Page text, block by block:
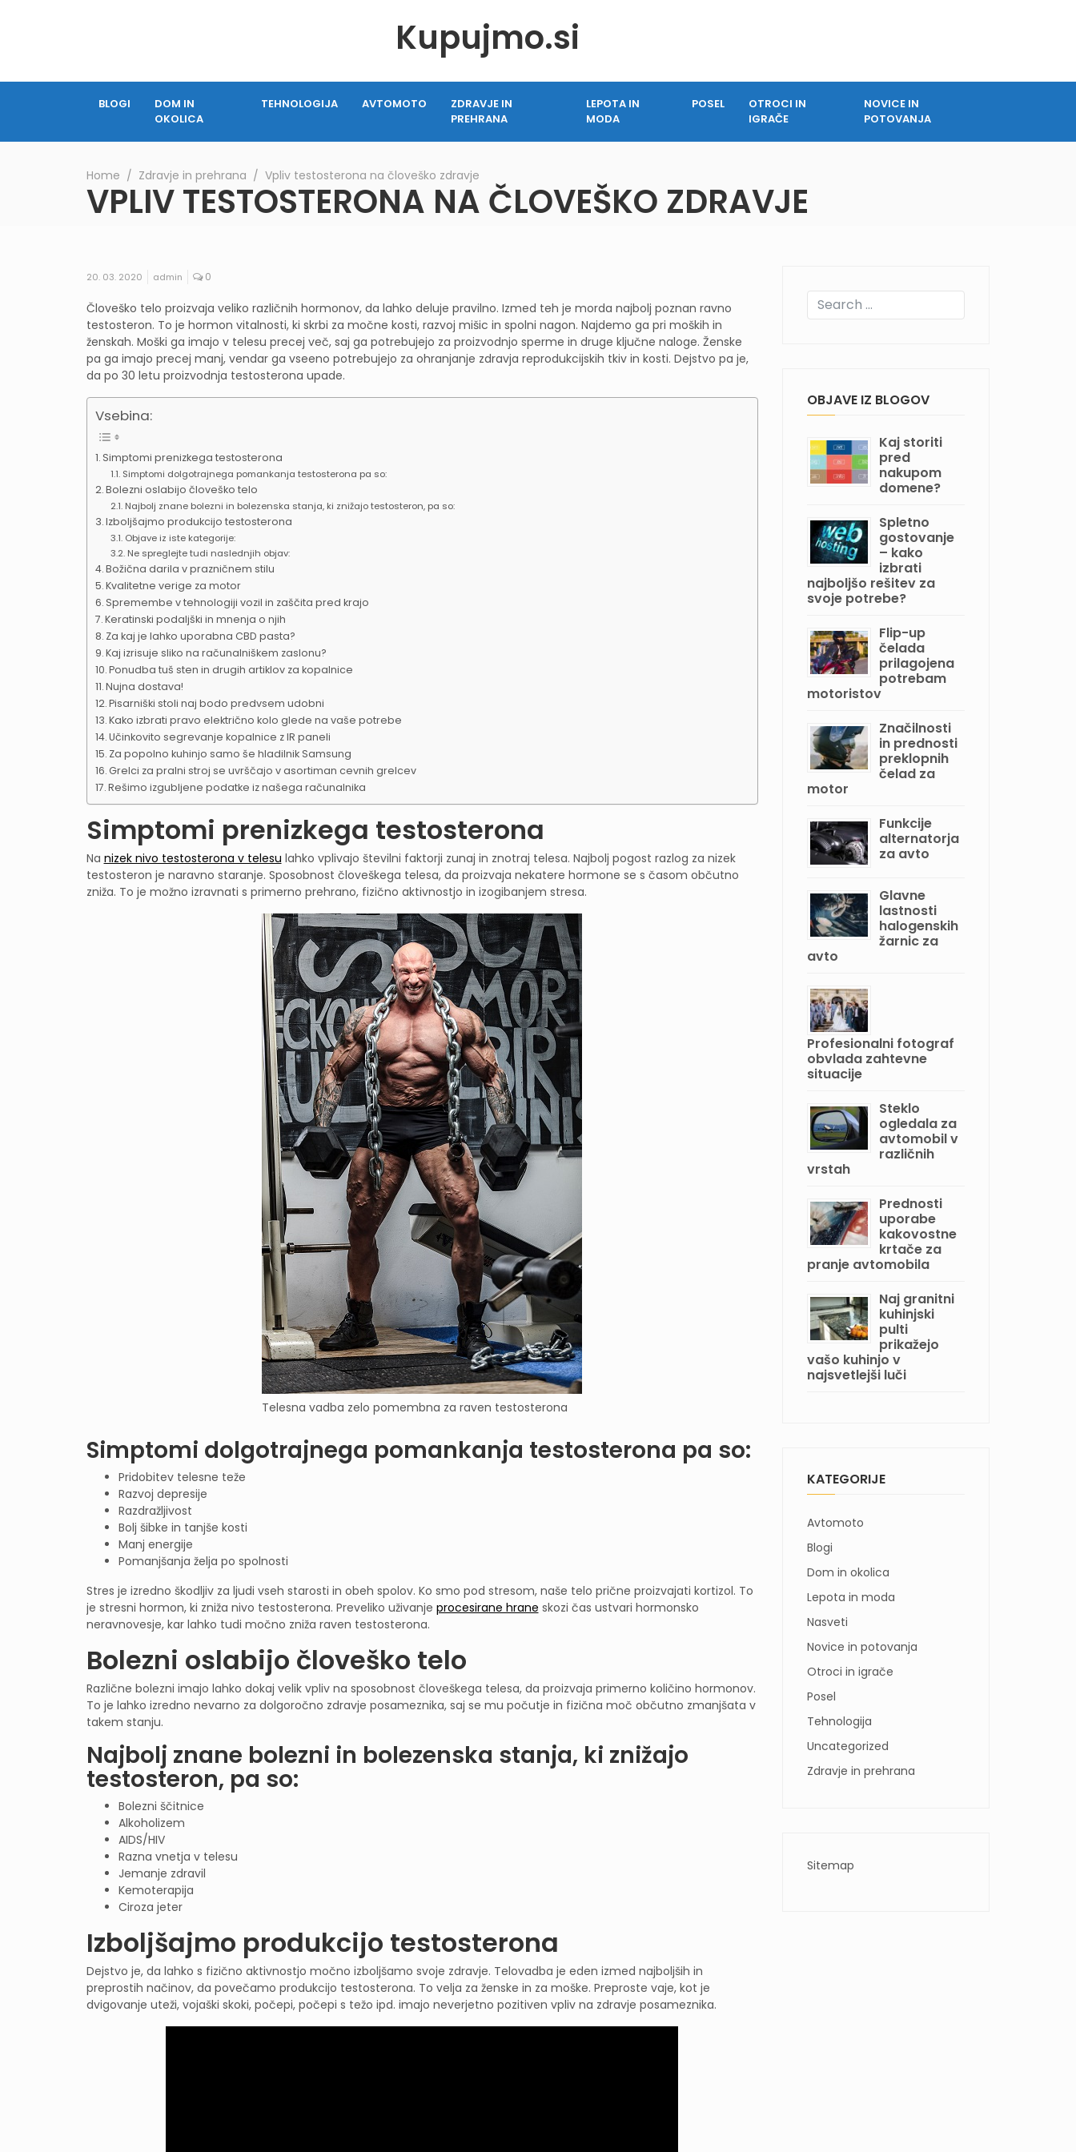
Kupujmo.si
BLOGI
DOM IN
OKOLICA
TEHNOLOGIJA AVTOMOTO
ZDRAVJE IN
PREHRANA
LEPOTA IN
MODA
POSEL
OTROCI IN
IGRAČE
NOVICE IN
POTOVANJA
Home ∕ Zdravje in prehrana ∕ Vpliv testosterona na človeško zdravje
VPLIV TESTOSTERONA NA ČLOVEŠKO ZDRAVJE
20. 03. 2020 admin 0
Človeško telo proizvaja veliko različnih hormonov, da lahko deluje pravilno. Izmed teh je morda najbolj poznan ravno
testosteron. To je hormon vitalnosti, ki skrbi za močne kosti, razvoj mišic in spolni nagon. Najdemo ga pri moških in
ženskah. Moški ga imajo v telesu precej več, saj ga potrebujejo za proizvodnjo sperme in druge ključne naloge. Ženske
pa ga imajo precej manj, vendar ga vseeno potrebujejo za ohranjanje zdravja reprodukcijskih tkiv in kosti. Dejstvo pa je,
da po 30 letu proizvodnja testosterona upade.
Vsebina:
Simptomi prenizkega testosterona
Simptomi dolgotrajnega pomankanja testosterona pa so:
Bolezni oslabijo človeško telo
Najbolj znane bolezni in bolezenska stanja, ki znižajo testosteron, pa so:
Izboljšajmo produkcijo testosterona
Objave iz iste kategorije:
Ne spreglejte tudi naslednjih objav:
Božična darila v prazničnem stilu
Kvalitetne verige za motor
Spremembe v tehnologiji vozil in zaščita pred krajo
Keratinski podaljški in mnenja o njih
Za kaj je lahko uporabna CBD pasta?
Kaj izrisuje sliko na računalniškem zaslonu?
Ponudba tuš sten in drugih artiklov za kopalnice
Nujna dostava!
Pisarniški stoli naj bodo predvsem udobni
Kako izbrati pravo električno kolo glede na vaše potrebe
Učinkovito segrevanje kopalnice z IR paneli
Za popolno kuhinjo samo še hladilnik Samsung
Grelci za pralni stroj se uvrščajo v asortiman cevnih grelcev
Rešimo izgubljene podatke iz našega računalnika
Simptomi prenizkega testosterona
Na nizek nivo testosterona v telesu lahko vplivajo številni faktorji zunaj in znotraj telesa. Najbolj pogost razlog za nizek
testosteron je naravno staranje. Sposobnost človeškega telesa, da proizvaja nekatere hormone se s časom občutno
zniža. To je možno izravnati s primerno prehrano, fizično aktivnostjo in izogibanjem stresa.
Telesna vadba zelo pomembna za raven testosterona
Simptomi dolgotrajnega pomankanja testosterona pa so:
Pridobitev telesne teže
Razvoj depresije
Razdražljivost
Bolj šibke in tanjše kosti
Manj energije
Pomanjšanja želja po spolnosti
Stres je izredno škodljiv za ljudi vseh starosti in obeh spolov. Ko smo pod stresom, naše telo prične proizvajati kortizol. To
je stresni hormon, ki zniža nivo testosterona. Preveliko uživanje procesirane hrane skozi čas ustvari hormonsko
neravnovesje, kar lahko tudi močno zniža raven testosterona.
Bolezni oslabijo človeško telo
Različne bolezni imajo lahko dokaj velik vpliv na sposobnost človeškega telesa, da proizvaja primerno količino hormonov.
To je lahko izredno nevarno za dolgoročno zdravje posameznika, saj se mu počutje in fizična moč občutno zmanjšata v
takem stanju.
Najbolj znane bolezni in bolezenska stanja, ki znižajo
testosteron, pa so:
Bolezni ščitnice
Alkoholizem
AIDS/HIV
Razna vnetja v telesu
Jemanje zdravil
Kemoterapija
Ciroza jeter
Izboljšajmo produkcijo testosterona
Dejstvo je, da lahko s fizično aktivnostjo močno izboljšamo svoje zdravje. Telovadba je eden izmed najboljših in
preprostih načinov, da povečamo produkcijo testosterona. To velja za ženske in za moške. Preproste vaje, kot je
dvigovanje uteži, vojaški skoki, počepi, počepi s težo ipd. imajo neverjetno pozitiven vpliv na zdravje posameznika.
OBJAVE IZ BLOGOV
Kaj storiti
pred
nakupom
domene?
Spletno
gostovanje
– kako
izbrati
najboljšo rešitev za
svoje potrebe?
Flip-up
čelada
prilagojena
potrebam
motoristov
Značilnosti
in prednosti
preklopnih
čelad za
motor
Funkcije
alternatorja
za avto
Glavne
lastnosti
halogenskih
žarnic za
avto
Profesionalni fotograf
obvlada zahtevne
situacije
Steklo
ogledala za
avtomobil v
različnih
vrstah
Prednosti
uporabe
kakovostne
krtače za
pranje avtomobila
Naj granitni
kuhinjski
pulti
prikažejo
vašo kuhinjo v
najsvetlejši luči
KATEGORIJE
Avtomoto
Blogi
Dom in okolica
Lepota in moda
Nasveti
Novice in potovanja
Otroci in igrače
Posel
Tehnologija
Uncategorized
Zdravje in prehrana
Sitemap